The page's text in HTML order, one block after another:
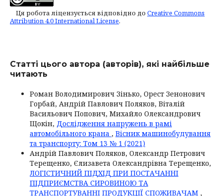
Ця робота ліцензується відповідно до Creative Commons
Attribution 4.0 International License.
Статті цього автора (авторів), які найбільше
читають
Роман Володимирович Зінько, Орест Зенонович
Горбай, Андрій Павлович Поляков, Віталій
Васильович Попович, Михайло Олександрович
Щокін, Дослідження напружень в рамі
автомобільного крана , Вісник машинобудування
та транспорту: Том 13 № 1 (2021)
Андрій Павлович Поляков, Олександр Петрович
Терещенко, Єлизавета Олександрівна Терещенко,
ЛОГІСТИЧНИЙ ПІДХІД ПРИ ПОСТАЧАННІ
ПІДПРИЄМСТВА СИРОВИНОЮ ТА
ТРАНСПОРТУВАННІ ПРОДУКЦІЇ СПОЖИВАЧАМ ,